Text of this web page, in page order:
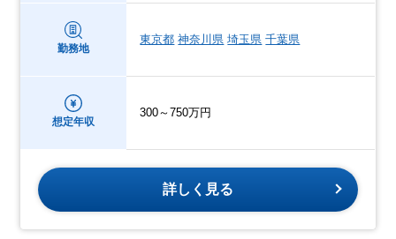
勤務地
東京都 神奈川県 埼玉県 千葉県
想定年収
300～750万円
詳しく見る